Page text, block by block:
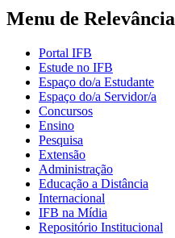
Menu de Relevância
Portal IFB
Estude no IFB
Espaço do/a Estudante
Espaço do/a Servidor/a
Concursos
Ensino
Pesquisa
Extensão
Administração
Educação a Distância
Internacional
IFB na Mídia
Repositório Institucional